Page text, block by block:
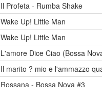
Il Profeta - Rumba Shake
Wake Up! Little Man
Wake Up! Little Man
L'amore Dice Ciao (Bossa
Il marito ? mio e l'ammazzo
Rossana - Bossa Nova #3